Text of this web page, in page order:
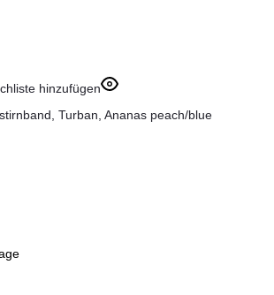
hinzufügen
Turban, Ananas peach/blue